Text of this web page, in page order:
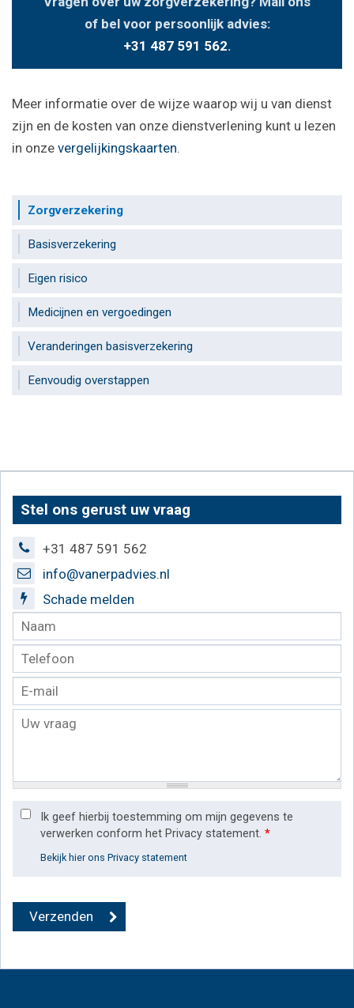
of bel voor persoonlijk advies:
+31 487 591 562.
Meer informatie over de wijze waarop wij u van dienst
zijn en de kosten van onze dienstverlening kunt u lezen
in onze vergelijkingskaarten.
Zorgverzekering
Basisverzekering
Eigen risico
Medicijnen en vergoedingen
Veranderingen basisverzekering
Eenvoudig overstappen
Stel ons gerust uw vraag
+31 487 591 562
info@vanerpadvies.nl
Schade melden
Ik geef hierbij toestemming om mijn gegevens te
verwerken conform het Privacy statement. *
Bekijk hier ons Privacy statement